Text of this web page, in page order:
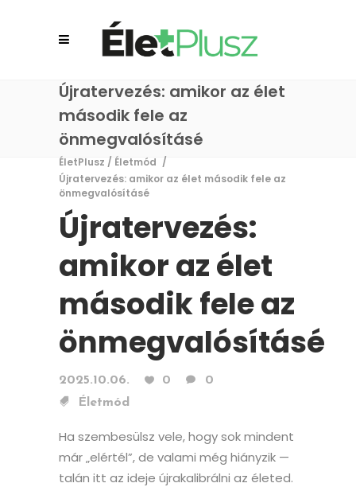
Újratervezés: amikor az élet
második fele az
önmegvalósításé
ÉletPlusz / Életmód /
Újratervezés: amikor az élet második fele az
önmegvalósításé
Újratervezés:
amikor az élet
második fele az
önmegvalósításé
2025.10.06. 0
0
Életmód
Ha szembesülsz vele, hogy sok mindent
már „elértél”, de valami még hiányzik —
talán itt az ideje újrakalibrálni az életed.